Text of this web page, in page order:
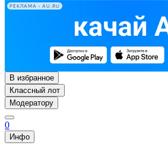
РЕКЛАМА • AU.RU
В избранное
Классный лот
Модератору
0
Инфо